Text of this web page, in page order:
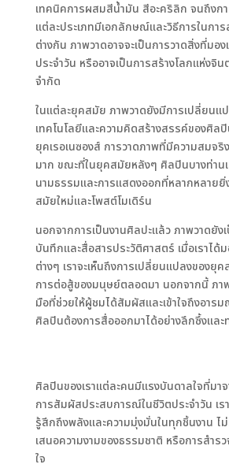
เทคนิคการผสมสีน้ำมัน สีอะคริลิก จนถึงก
แต่ละประเภทมีเอกลักษณ์และวิธีการในกา
ต่างกัน ภาพวาดอาจจะเป็นการวาดสิ่งที่มอง
ประจำวัน หรืออาจเป็นการสร้างโลกแห่งจิ
จำกัด
ในแต่ละยุคสมัย ภาพวาดยังมีการเปลี่ยน
เทคโนโลยีและความคิดสร้างสรรค์ของศิล
ยุคเรอเนซองส์ การวาดภาพที่มีความสมจ
มาก ขณะที่ในยุคสมัยหลังๆ ศิลปินบางท่าน
นามธรรมและการแสดงออกที่หลากหลายยิ่
สมัยใหม่และโพสต์โมเดิร์น
นอกจากการเป็นงานศิลปะแล้ว ภาพวาดยัง
บันทึกและสื่อสารประวัติศาสตร์ เมื่อเราได้
ต่างๆ เราจะเห็นถึงการเปลี่ยนแปลงของยุ
การต่อสู้ของมนุษย์ตลอดมา นอกจากนี้ ภา
มือที่ช่วยให้ผู้ชมได้สัมผัสและเข้าใจถึงอาร
ศิลปินต้องการสื่อออกมาได้อย่างลึกซึ้งแล
ศิลปินของเราแต่ละคนมีแรงบันดาลใจที่มา
การสัมผัสประสบการณ์ในชีวิตประจำวัน เร
รู้สึกถึงพลังและความมุ่งมั่นในทุกชิ้นงาน ไม่
เสนอความงามของธรรมชาติ หรือการสำร
ใจ